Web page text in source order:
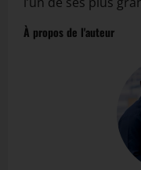
À propos de l'auteur